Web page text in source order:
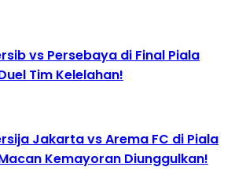
vs Persebaya di Final Piala
Tim Kelelahan!
Jakarta vs Arema FC di Piala
Kemayoran Diunggulkan!